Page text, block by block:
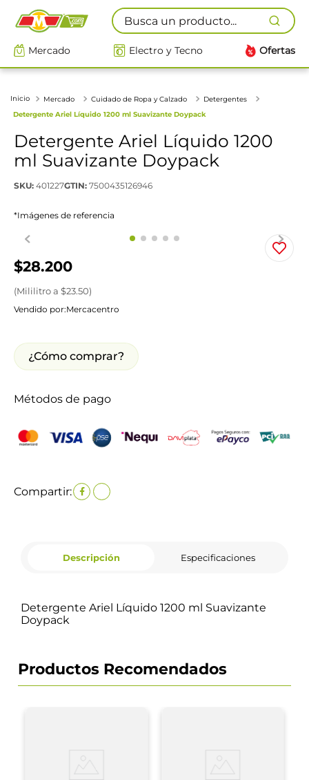
Busca un producto...
Mercado Electro y Tecno Ofertas
Mercado Cuidado de Ropa y Calzado
Detergentes
Detergente Ariel Líquido 1200 ml Suavizante Doypack
Detergente Ariel Líquido 1200
ml Suavizante Doypack
SKU: 401227GTIN: 7500435126946
*Imágenes de referencia
$28.200
(Mililitroa $23.50)
Vendido por:Mercacentro
¿Cómo comprar?
Métodos de pago
Compartir:
Descripción Especificaciones
Detergente Ariel Líquido 1200 ml Suavizante
Doypack
Productos Recomendados